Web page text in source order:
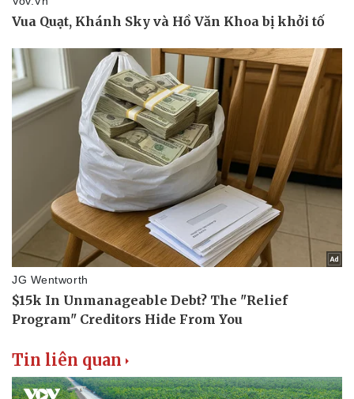
Sân khấu - Điện ảnh
Văn học
Âm nhạc
Di sản
Giải trí
Nghệ sĩ
Thời trang
Sao Việt
Tin liên quan